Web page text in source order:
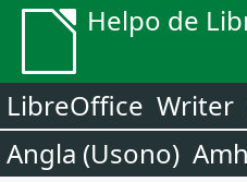
Helpo de
LibreOffice Writer
Angla (Usono)